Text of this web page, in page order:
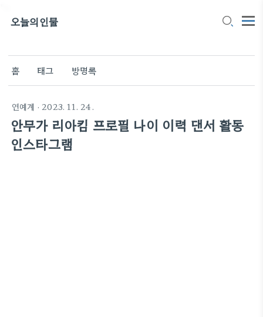
오늘의인물
홈 태그 방명록
연예계 · 2023. 11. 24.
안무가 리아킴 프로필 나이 이력 댄서 활동
인스타그램